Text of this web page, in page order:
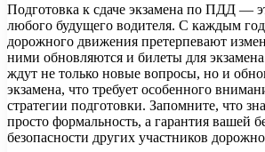
Подготовка к сдаче экзамена по ПДД —
любого будущего водителя. С каждым
дорожного движения претерпевают
ними обновляются и билеты для
ждут не только новые вопросы, но и
экзамена, что требует особенного
стратегии подготовки. Запомните, что
просто формальность, а гарантия вашей
безопасности других участников